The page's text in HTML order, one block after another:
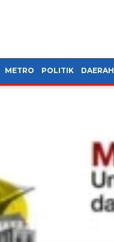
METRO POLITIK DAERAH